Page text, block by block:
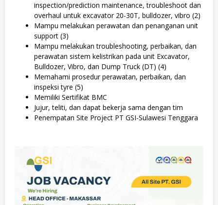
inspection/prediction maintenance, troubleshoot dan
overhaul untuk excavator 20-30T, bulldozer, vibro (2)
Mampu melakukan perawatan dan penanganan unit
support (3)
Mampu melakukan troubleshooting, perbaikan, dan
perawatan sistem kelistrikan pada unit Excavator,
Bulldozer, Vibro, dan Dump Truck (DT) (4)
Memahami prosedur perawatan, perbaikan, dan
inspeksi tyre (5)
Memiliki Sertifikat BMC
Jujur, teliti, dan dapat bekerja sama dengan tim
Penempatan Site Project PT GSI-Sulawesi Tenggara